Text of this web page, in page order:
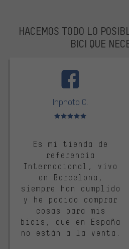
HACEMOS TODO LO
BICI QUE
Inphoto C.
Valoración media: 5 de 5
Es mi tienda de
referencia
Internacional, vivo
en Barcelona,
siempre han cumplido
y he podido comprar
cosas para mis
bicis, que en España
no están a la venta.